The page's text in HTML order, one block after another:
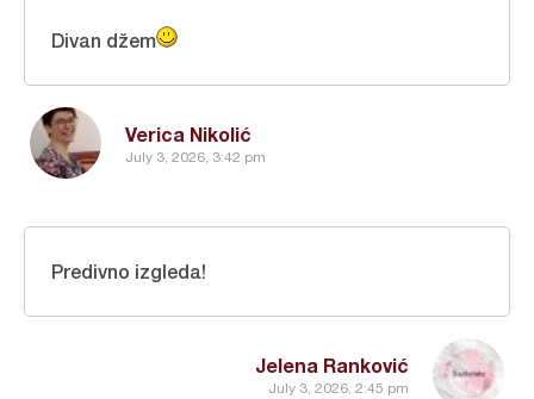
Verica Nikolić
July 3, 2026, 3:42 pm
Divan džem
Jelena Ranković
July 3, 2026, 2:45 pm
Predivno izgleda!